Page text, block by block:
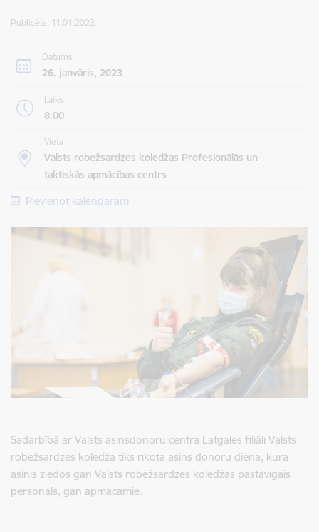
Publicēts: 11.01.2023.
Datums
26. janvāris, 2023
Laiks
8.00
Vieta
Valsts robežsardzes koledžas Profesionālās un
taktiskās apmācības centrs
Pievienot kalendāram
Sadarbībā ar Valsts asinsdonoru centra Latgales filiāli Valsts
robežsardzes koledžā tiks rīkotā asins donoru diena, kurā
asinis ziedos gan Valsts robežsardzes koledžas pastāvīgais
personāls, gan apmācāmie.